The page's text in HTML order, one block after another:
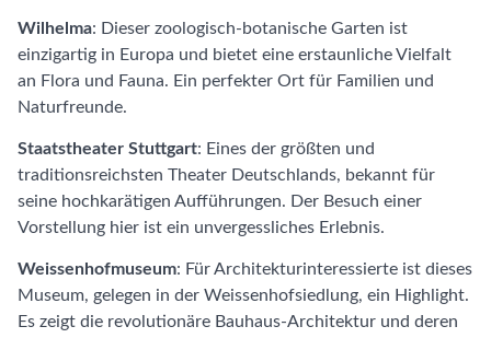
Wilhelma: Dieser zoologisch-botanische Garten ist
einzigartig in Europa und bietet eine erstaunliche Vielfalt
an Flora und Fauna. Ein perfekter Ort für Familien und
Naturfreunde.
Staatstheater Stuttgart: Eines der größten und
traditionsreichsten Theater Deutschlands, bekannt für
seine hochkarätigen Aufführungen. Der Besuch einer
Vorstellung hier ist ein unvergessliches Erlebnis.
Weissenhofmuseum: Für Architekturinteressierte ist dieses
Museum, gelegen in der Weissenhofsiedlung, ein Highlight.
Es zeigt die revolutionäre Bauhaus-Architektur und deren